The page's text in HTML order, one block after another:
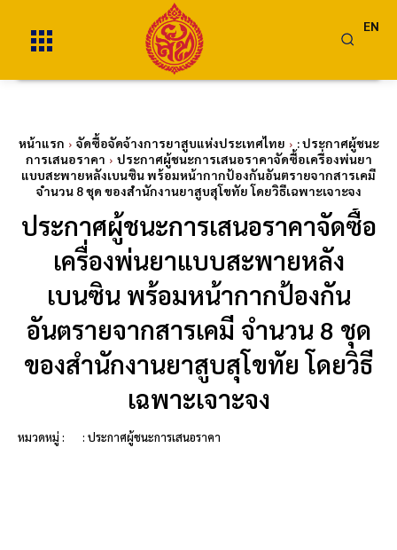
EN
หน้าแรก จัดซื้อจัดจ้างการยาสูบแห่งประเทศไทย
: ประกาศผู้ชนะ
การเสนอราคา
ประกาศผู้ชนะการเสนอราคาจัดซื้อเครื่องพ่นยา
แบบสะพายหลังเบนซิน พร้อมหน้ากากป้องกันอันตรายจากสารเคมี
จำนวน 8 ชุด ของสำนักงานยาสูบสุโขทัย โดยวิธีเฉพาะเจาะจง
ประกาศผู้ชนะการเสนอราคาจัดซื้อ
เครื่องพ่นยาแบบสะพายหลัง
เบนซิน พร้อมหน้ากากป้องกัน
อันตรายจากสารเคมี จำนวน 8 ชุด
ของสำนักงานยาสูบสุโขทัย โดยวิธี
เฉพาะเจาะจง
หมวดหมู่ : : ประกาศผู้ชนะการเสนอราคา